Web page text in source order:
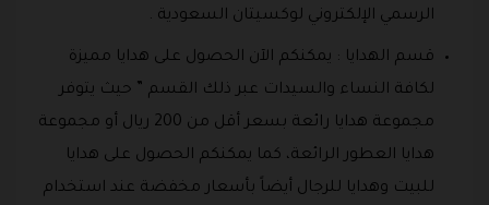
الرسمي الإلكتروني لوكسيتان السعودية .
قسم الهدايا : يمكنكم الآن الحصول على هدايا مميزة
لكافة النساء والسيدات عبر ذلك القسم ” حيث يتوفر
مجموعة هدايا رائعة بسعر أقل من 200 ريال أو مجموعة
هدايا العطور الرائعة، كما يمكنكم الحصول على هدايا
للبيت وهدايا للرجال أيضاً بأسعار مخفضة عند استخدام